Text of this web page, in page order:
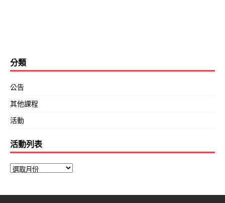
分類
公告
其他課程
活動
活動列表